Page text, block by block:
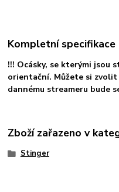
Kompletní specifikace
!!! Ocásky, se kterými jsou
orientační. Můžete si zvolit
dannému streameru bude
Zboží zařazeno v
Stinger